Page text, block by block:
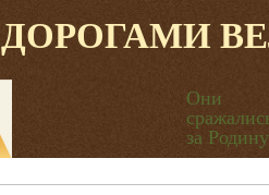
ДОРОГАМИ
Они
за Родину